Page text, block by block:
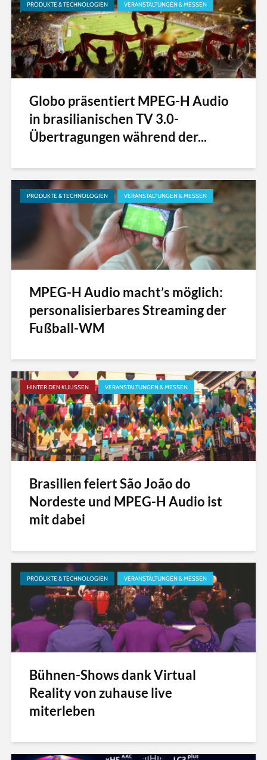
PRODUKTE & TECHNOLOGIEN VERANSTALTUNGEN & MESSEN
Globo präsentiert MPEG-H Audio
in brasilianischen TV 3.0-
Übertragungen während der...
PRODUKTE & TECHNOLOGIEN VERANSTALTUNGEN & MESSEN
MPEG-H Audio macht’s möglich:
personalisierbares Streaming der
Fußball-WM
HINTER DEN KULISSEN VERANSTALTUNGEN & MESSEN
Brasilien feiert São João do
Nordeste und MPEG-H Audio ist
mit dabei
PRODUKTE & TECHNOLOGIEN VERANSTALTUNGEN & MESSEN
Bühnen-Shows dank Virtual
Reality von zuhause live
miterleben